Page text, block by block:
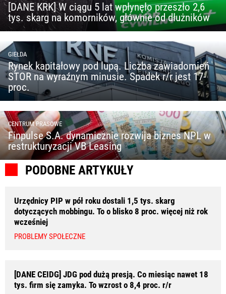
[DANE KRK] W ciągu 5 lat wpłynęło przeszło 2,6
tys. skarg na komorników, głównie od dłużników
GIEŁDA
Rynek kapitałowy pod lupą. Liczba zawiadomień
STOR na wyraźnym minusie. Spadek r/r jest 17-
proc.
CENTRUM PRASOWE
Finpulse S.A. dynamicznie rozwija biznes NPL w
restrukturyzacji VB Leasing
PODOBNE ARTYKUŁY
Urzędnicy PIP w pół roku dostali 1,5 tys. skarg
dotyczących mobbingu. To o blisko 8 proc. więcej niż rok
wcześniej
PROBLEMY SPOŁECZNE
[DANE CEIDG] JDG pod dużą presją. Co miesiąc nawet 18
tys. firm się zamyka. To wzrost o 8,4 proc. r/r